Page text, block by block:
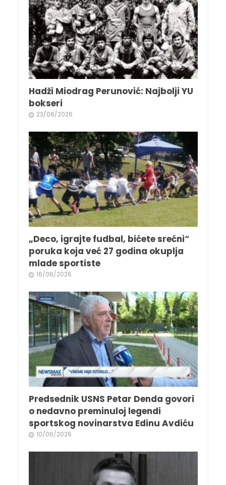
Hadži Miodrag Perunović: Najbolji YU
bokseri
23/06/2026
„Deco, igrajte fudbal, bićete srećni“
poruka koja već 27 godina okuplja
mlade sportiste
16/06/2026
Predsednik USNS Petar Denda govori
o nedavno preminuloj legendi
sportskog novinarstva Edinu Avdiću
10/06/2026